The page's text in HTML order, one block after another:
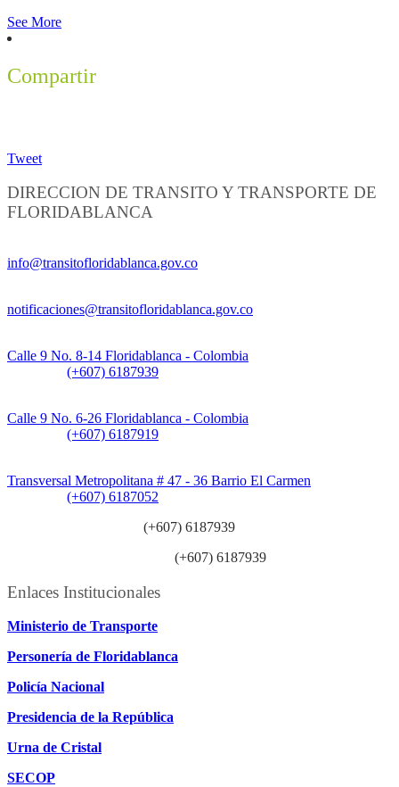
See More
Compartir
Tweet
DIRECCION DE TRANSITO Y TRANSPORTE DE
FLORIDABLANCA
info@transitofloridablanca.gov.co
notificaciones@transitofloridablanca.gov.co
Calle 9 No. 8-14 Floridablanca - Colombia
(+607) 6187939
Calle 9 No. 6-26 Floridablanca - Colombia
(+607) 6187919
Transversal Metropolitana # 47 - 36 Barrio El Carmen
(+607) 6187052
(+607) 6187939
(+607) 6187939
Enlaces Institucionales
Ministerio de Transporte
Personería de Floridablanca
Policía Nacional
Presidencia de la República
Urna de Cristal
SECOP